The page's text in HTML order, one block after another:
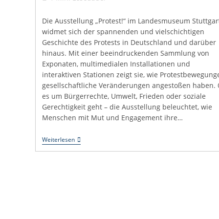
Die Ausstellung „Protest!“ im Landesmuseum
widmet sich der spannenden und vielschichtigen
Geschichte des Protests in Deutschland und darüber
hinaus. Mit einer beeindruckenden Sammlung von
Exponaten, multimedialen Installationen und
interaktiven Stationen zeigt sie, wie
gesellschaftliche Veränderungen angestoßen haben.
es um Bürgerrechte, Umwelt, Frieden oder soziale
Gerechtigkeit geht – die Ausstellung beleuchtet, wie
Menschen mit Mut und Engagement ihre…
WeiterlesenProtest!
Große